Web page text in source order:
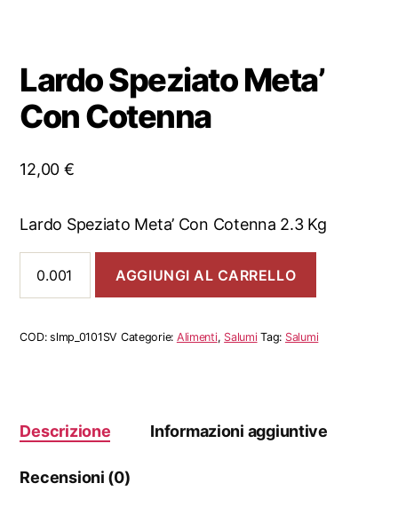
Lardo Speziato Meta’
Con Cotenna
12,00 €
Lardo Speziato Meta’ Con Cotenna 2.3 Kg
Speziato
Meta’
Cotenna
quantità
AGGIUNGI AL CARRELLO
COD:slmp_0101SV Categorie: Alimenti, Salumi Tag: Salumi
Descrizione Informazioni aggiuntive
Recensioni (0)